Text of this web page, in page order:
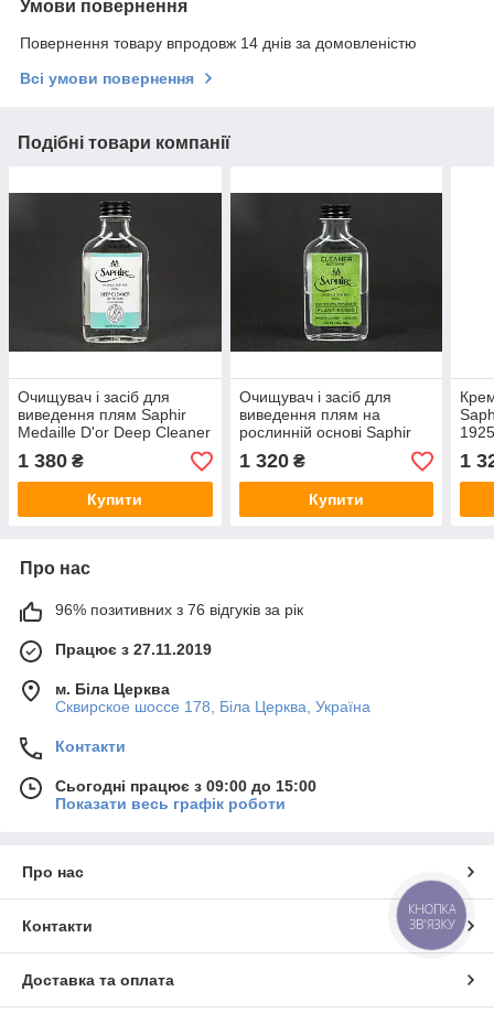
Умови повернення
Повернення товару впродовж 14 днів за домовленістю
Всі умови повернення
Подібні товари компанії
Очищувач і засіб для
виведення плям Saphir
Medaille D'or Deep Cleaner
100мл (1574)
1 380 ₴
Купити
Очищувач і засіб для
виведення плям на
рослинній основі Saphir
Medaille D'or, 100мл
(1584)
1 320₴
Купити
мл
1
Про нас
96% позитивних з 76 відгуків за рік
Працює з 27.11.2019
м. Біла Церква
Сквирское шоссе 178, Біла Церква, Україна
Контакти
Сьогодні працює з 09:00 до 15:00
Показати весь графік роботи
Про нас
Контакти
Доставка та оплата
КНОПКА
ЗВ'ЯЗКУ